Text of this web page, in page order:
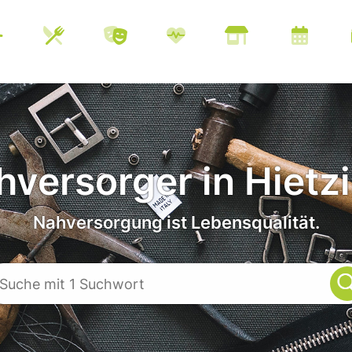
in
Nahversorgung ist Lebensqualität.